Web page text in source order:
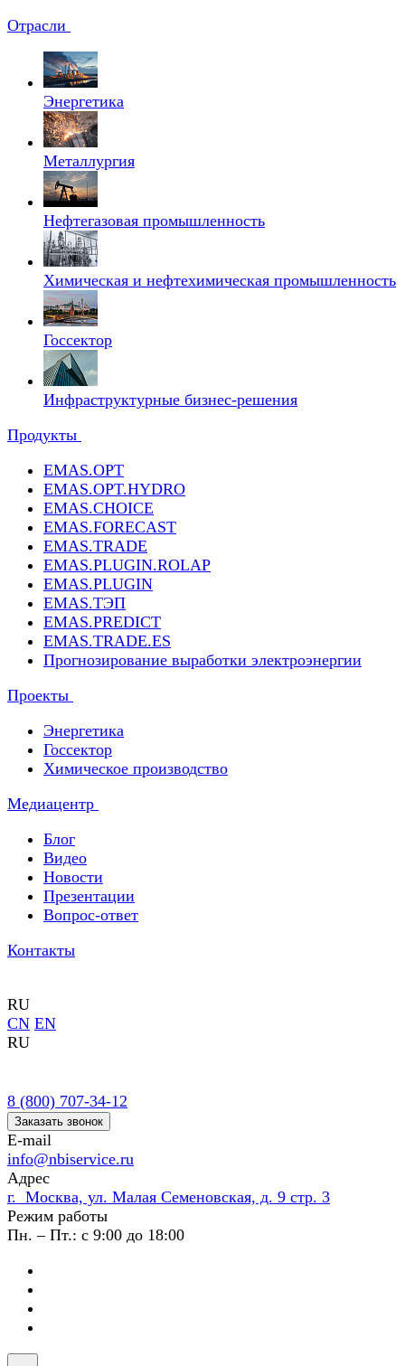
Отрасли
Энергетика
Металлургия
Нефтегазовая промышленность
Химическая и нефтехимическая промышленность
Госсектор
Инфраструктурные бизнес-решения
Продукты
EMAS.OPT
EMAS.OPT.HYDRO
EMAS.CHOICE
EMAS.FORECAST
EMAS.TRADE
EMAS.PLUGIN.ROLAP
EMAS.PLUGIN
EMAS.ТЭП
EMAS.PREDICT
EMAS.TRADE.ES
Прогнозирование выработки электроэнергии
Проекты
Энергетика
Госсектор
Химическое производство
Медиацентр
Блог
Видео
Новости
Презентации
Вопрос-ответ
Контакты
RU
CN EN
RU
8 (800) 707-34-12
Заказать звонок
E-mail
info@nbiservice.ru
Адрес
г. Москва, ул. Малая Семеновская, д. 9 стр. 3
Режим работы
Пн. – Пт.: с 9:00 до 18:00